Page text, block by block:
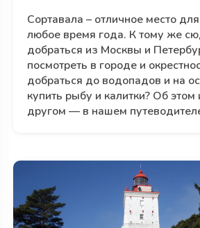
Сортавала – отличное место
любое время года. К тому же
добраться из Москвы и
посмотреть в городе и
добраться до водопадов и на
купить рыбу и калитки? Об этом
другом — в нашем